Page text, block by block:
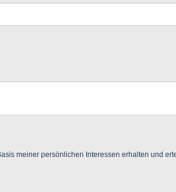
meiner persönlichen Interessen erhalten und